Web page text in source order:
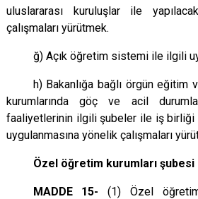
uluslararası kuruluşlar ile
çalışmaları yürütmek.
ğ) Açık öğretim sistemi ile ilgili
h) Bakanlığa bağlı örgün eğitim
kurumlarında göç ve acil
faaliyetlerinin ilgili şubeler ile iş birliği
uygulanmasına yönelik çalışmaları
Özel öğretim kurumları şubesi
MADDE 15- (1) Özel